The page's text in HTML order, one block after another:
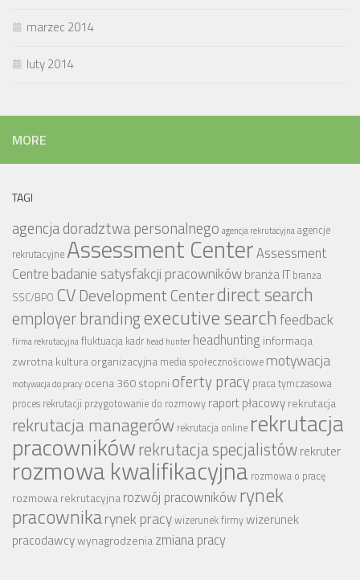
marzec 2014
luty 2014
MORE
TAGI
agencja doradztwa personalnego agencja rekrutacyjnaagencje
rekrutacyjne Assessment CenterAssessment
Centre badanie satysfakcji pracownikówbranża IT branża
SSC/BPO CV Development Centerdirect search
employer brandingexecutive searchfeedback
firma rekrutacyjnafluktuacja kadr head hunter headhunting informacja
zwrotnakultura organizacyjna media społecznościowe motywacja
motywacja do pracy ocena 360 stopni oferty pracy praca tymczasowa
proces rekrutacji przygotowanie do rozmowy raport płacowyrekrutacja
rekrutacja managerów rekrutacja online rekrutacja
pracownikówrekrutacja specjalistówrekruter
rozmowa kwalifikacyjna rozmowa o pracę
rozmowa rekrutacyjnarozwój pracowników rynek
pracownikarynek pracywizerunek firmywizerunek
pracodawcywynagrodzeniazmiana pracy